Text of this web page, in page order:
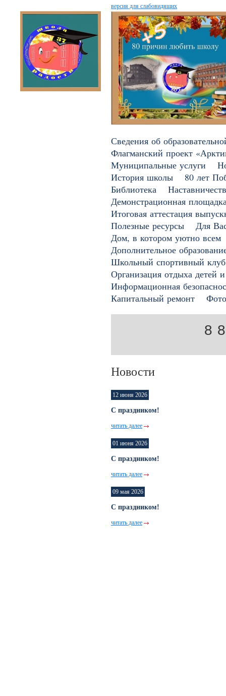
версия для слабовидящих
Сведения об
Флагманский проект
Муниципальные услуги
История школы
80 лет
Библиотека
Демонстрационная
Итоговая аттестация
Полезные ресурсы
Для
Дом, в котором уютно всем
Дополнительное
Школьный спортивный клуб
Организация отдыха детей
Информационная
Капитальный ремонт
8
Новости
12 июня 2026
С праздником!
читать далее
01 июня 2026
С праздником!
читать далее
09 мая 2026
С праздником!
читать далее